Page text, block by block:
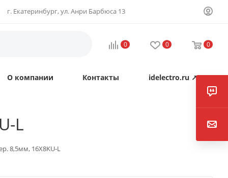
г. Екатеринбург, ул. Анри Барбюса 13
0 0 0
О компании Контакты idelectro.ru ↗
L
8,5мм, 16X8KU-L